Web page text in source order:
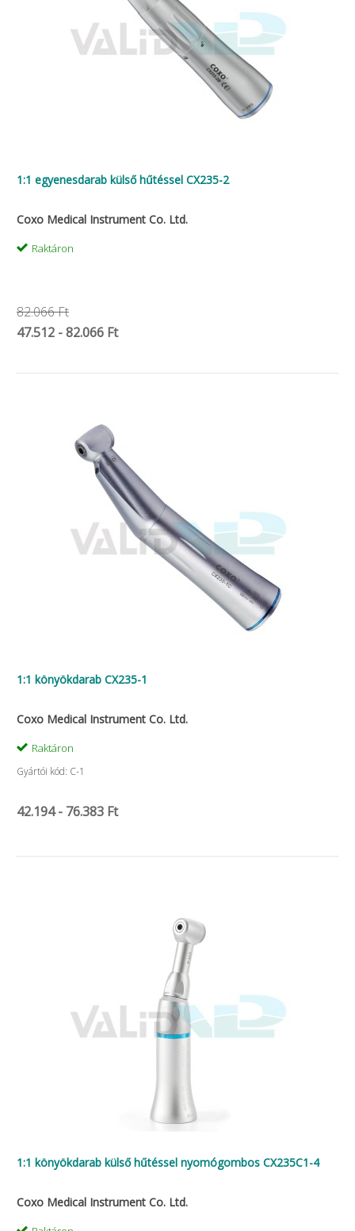
1:1 egyenesdarab külső hűtéssel CX235-2
Coxo Medical Instrument Co. Ltd.
Raktáron
82.066 Ft
47.512 - 82.066 Ft
1:1 könyökdarab CX235-1
Coxo Medical Instrument Co. Ltd.
Raktáron
Gyártói kód: C-1
42.194 - 76.383 Ft
1:1 könyökdarab külső hűtéssel nyomógombos CX235C1-4
Coxo Medical Instrument Co. Ltd.